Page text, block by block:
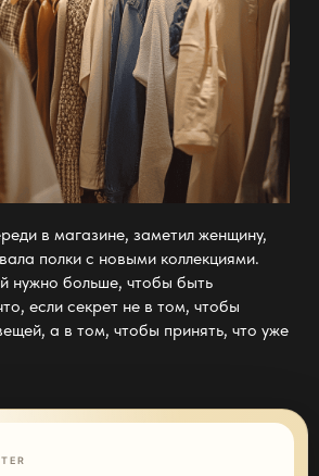
в магазине, заметил женщину,
полки с новыми коллекциями.
нужно больше, чтобы быть
если секрет не в том, чтобы
а в том, чтобы принять, что уже